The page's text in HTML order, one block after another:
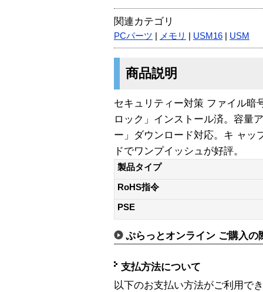
関連カテゴリ
PCパーツ メモリ USM16 USM
商品説明
セキュリティー対策 ファイル暗
ロック」インストール済。容量
ー」ダウンロード対応。キ ャッ
ドでワンプイッシュが好評。
製品タイプ
RoHS指令
PSE
ぷらっとオンライン ご購入の
支払方法について
以下のお支払い方法がご利用で